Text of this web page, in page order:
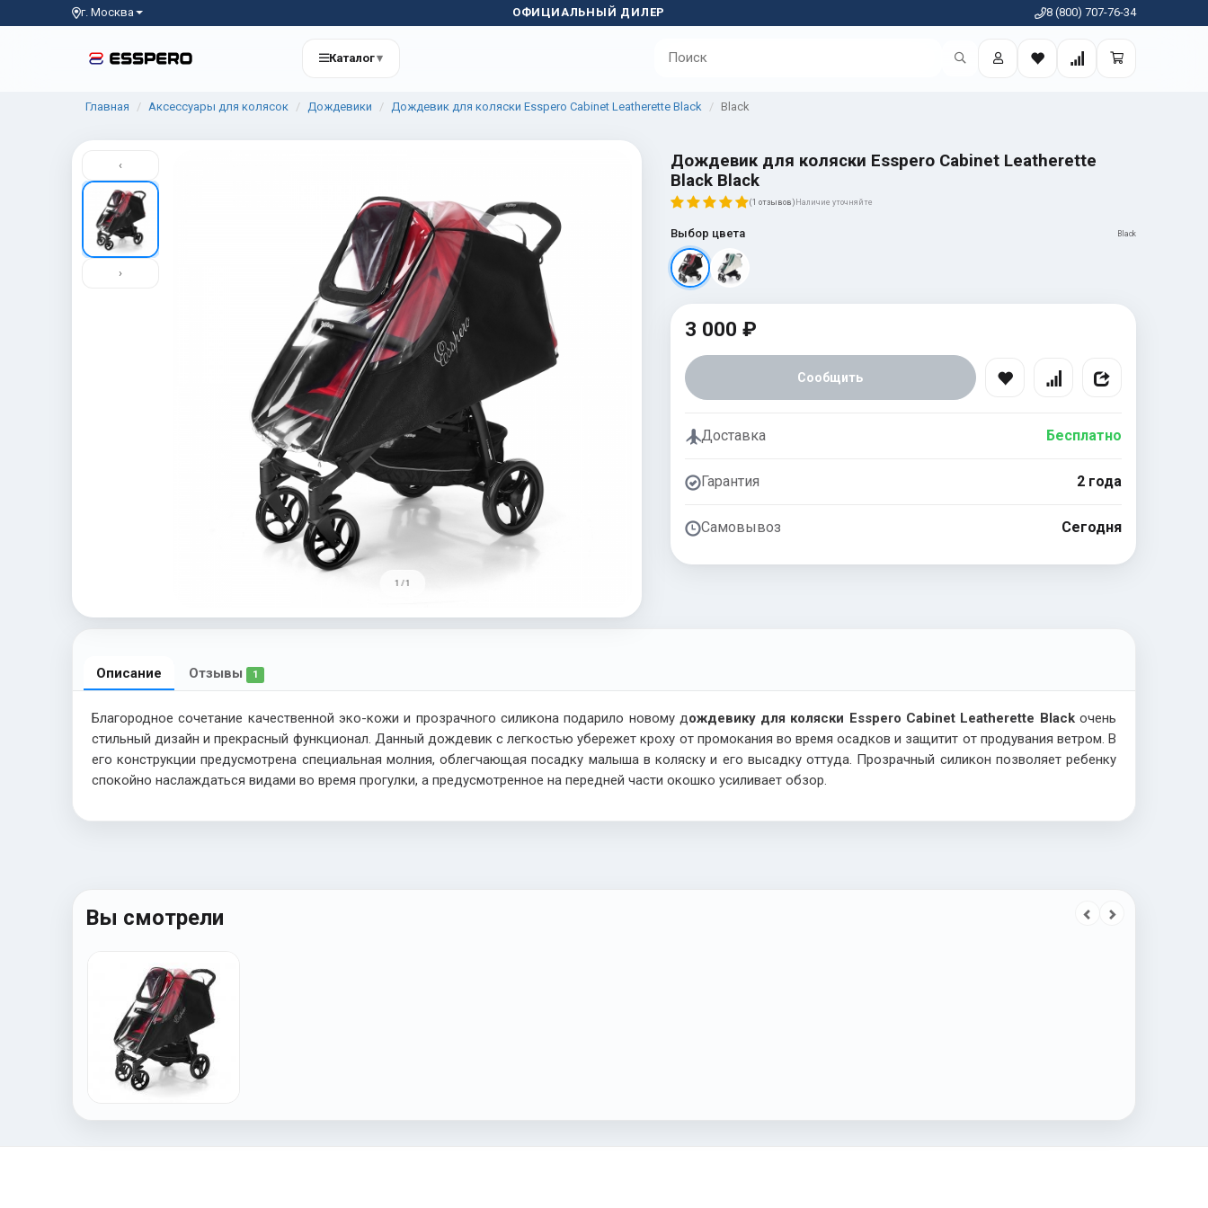
г. Москва ОФИЦИАЛЬНЫЙ ДИЛЕР 8 (800) 707-76-34
Каталог▾
Главная Аксессуары для колясок Дождевики Дождевик для коляски Esspero Cabinet Leatherette Black Black
‹
›
1 / 1
Дождевик для коляски Esspero Cabinet Leatherette
Black Black
(1 отзывов) Наличие уточняйте
Выбор цвета Black
3 000 ₽
Сообщить
Доставка Бесплатно
Гарантия 2 года
Самовывоз Сегодня
Описание Отзывы 1
Благородное сочетание качественной эко-кожи и прозрачного силикона подарило новому дождевику для коляски Esspero Cabinet Leatherette Blackочень
стильный дизайн и прекрасный функционал. Данный дождевик с легкостью убережет кроху от промокания во время осадков и защитит от продувания ветром. В
его конструкции предусмотрена специальная молния, облегчающая посадку малыша в коляску и его высадку оттуда. Прозрачный силикон позволяет ребенку
спокойно наслаждаться видами во время прогулки, а предусмотренное на передней части окошко усиливает обзор.
Вы смотрели